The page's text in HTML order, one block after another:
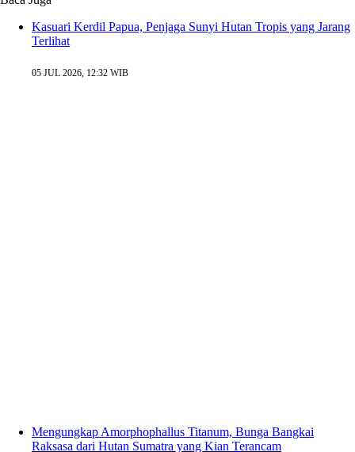
Kasuari Kerdil Papua, Penjaga Sunyi Hutan Tropis yang Jarang
Terlihat
05 JUL 2026, 12:32 WIB
Mengungkap Amorphophallus Titanum, Bunga Bangkai
Raksasa dari Hutan Sumatra yang Kian Terancam